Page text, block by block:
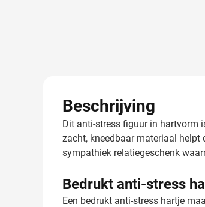
Beschrijving
Dit anti-stress figuur in hartvorm
zacht, kneedbaar materiaal
sympathiek relatiegeschenk
Bedrukt anti-stress
Een bedrukt anti-stress hartje